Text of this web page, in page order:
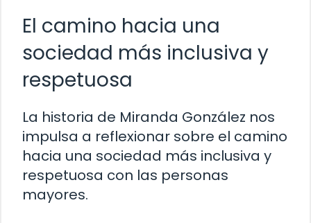
El camino hacia una
sociedad más inclusiva y
respetuosa
La historia de Miranda González nos
impulsa a reflexionar sobre el camino
hacia una sociedad más inclusiva y
respetuosa con las personas
mayores.